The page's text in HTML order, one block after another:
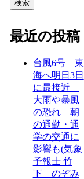
検索
最近の投稿
台風6号 東
海へ明日3日
に最接近
大雨や暴風
の恐れ 朝
の通勤・通
学の交通に
影響も(気象
予報士 竹
下 のぞみ